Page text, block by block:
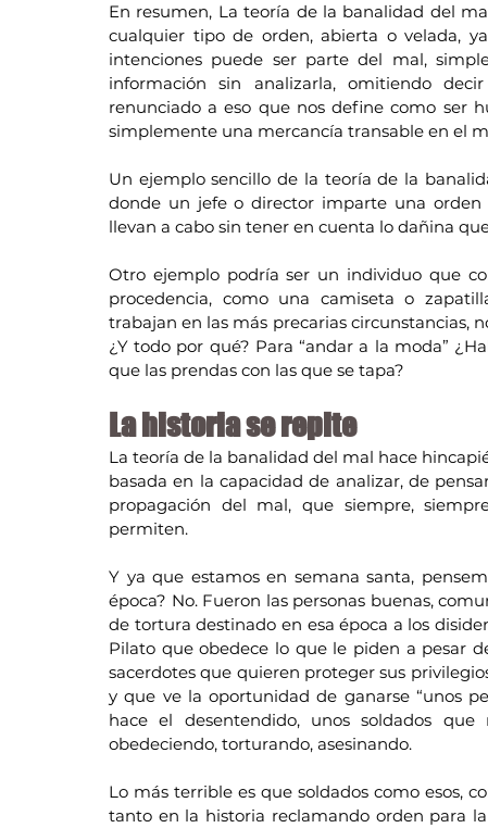
En resumen, La teoría de la banalidad del
cualquier tipo de orden, abierta o velada,
intenciones puede ser parte del mal,
información sin analizarla, omitiendo
renunciado a eso que nos define como ser
simplemente una mercancía transable en el
Un ejemplo sencillo de la teoría de la
donde un jefe o director imparte una orden
llevan a cabo sin tener en cuenta lo dañina
Otro ejemplo podría ser un individuo que
procedencia, como una camiseta o
trabajan en las más precarias circunstancias,
¿Y todo por qué? Para “andar a la moda”
que las prendas con las que se tapa?
La historia se repite
La teoría de la banalidad del mal hace
basada en la capacidad de analizar, de
propagación del mal, que siempre,
permiten.
Y ya que estamos en semana santa,
época? No. Fueron las personas buenas,
de tortura destinado en esa época a los
Pilato que obedece lo que le piden a pesar
sacerdotes que quieren proteger sus
y que ve la oportunidad de ganarse “unos
hace el desentendido, unos soldados
obedeciendo, torturando, asesinando.
Lo más terrible es que soldados como esos,
tanto en la historia reclamando orden para